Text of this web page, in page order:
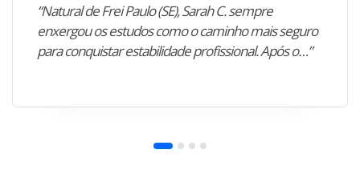
“Natural de Frei Paulo (SE), Sarah C. sempre
enxergou os estudos como o caminho mais seguro
para conquistar estabilidade profissional. Após o…”